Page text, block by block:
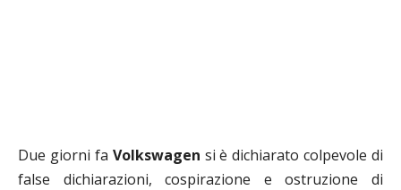
Due giorni fa Volkswagen si è dichiarato colpevole di
false dichiarazioni, cospirazione e ostruzione di